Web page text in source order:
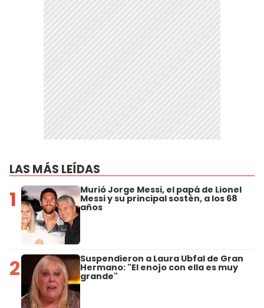
LAS MÁS LEÍDAS
1 Murió Jorge Messi, el papá de Lionel
Messi y su principal sostén, a los 68
años
2 Suspendieron a Laura Ubfal de Gran
Hermano: "El enojo con ella es muy
grande"